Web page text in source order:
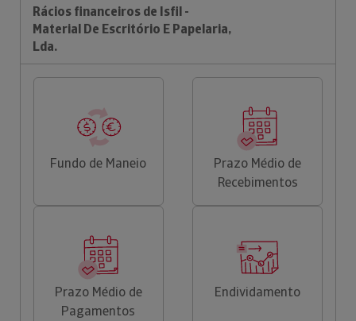
Rácios financeiros de Isfil -
Material De Escritório E Papelaria,
Lda.
Fundo de Maneio
Prazo Médio de
Recebimentos
Prazo Médio de
Pagamentos
Endividamento